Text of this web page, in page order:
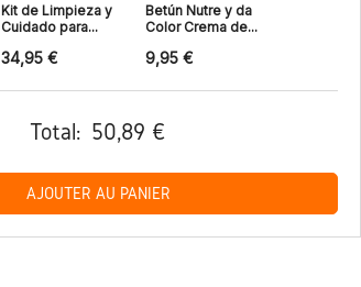
Kit de Limpieza y
Cuidado para...
34,95 €
Betún Nutre y da
Color Crema de...
9,95 €
Total: 50,89 €
AJOUTER AU PANIER